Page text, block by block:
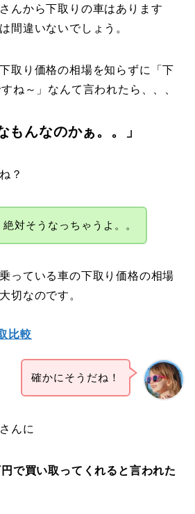
んから下取りの車はあります
間違いないでしょう。
取り価格の相場を知らずに「下
ね～」なんて言われたら、、、
もんなのかぁ。。」
？
絶対そうなっちゃうよ。。
っている車の下取り価格の相場
切なのです。
比較
確かにそうだね！
んに
で買い取ってくれると言われた